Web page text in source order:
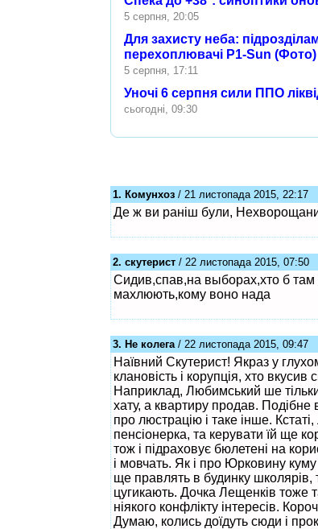
5 серпня, 20:05
Для захисту неба:
перехоплювачі P1-Sun (Фото)
5 серпня, 17:11
Уночі 6 серпня сили ППО
сьогодні, 09:30
1. Комунхоз / 21 листопада 2015, 22:17
Де ж ви раніш були,
2. скутерист / 22 листопада 2015, 07:50
Сидив,спав,на выборах,хто б
махлюють,кому воно нада
3. Не колега/ 22 листопада 2015, 09:47
Наївний Скутерист! Якраз у
клановість і корупція, хто вкусив
Наприклад, Любимський ше
хату, а квартиру продав.
про люстрацію і таке інше.
пенсіонерка, та керувати їй ще
тож і підраховує бюлетені на
і мовчать. Як і про Юрковину
ще правлять в будинку
цугикають. Дочка Лещенків тоже
ніякого конфлікту інтересів.
Думаю, колись доїдуть сюди і